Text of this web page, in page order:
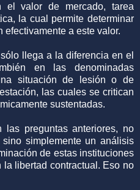
el valor de mercado, tarea
la cual permite determinar
a este valor.
llega a la diferencia en el
en las denominadas
situación de lesión o de
las cuales se critican
sustentadas.
preguntas anteriores, no
sino simplemente un análisis
de estas instituciones
libertad contractual. Eso no